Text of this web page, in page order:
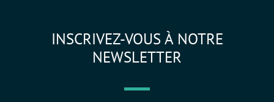
INSCRIVEZ-VOUS À NOTRE
NEWSLETTER